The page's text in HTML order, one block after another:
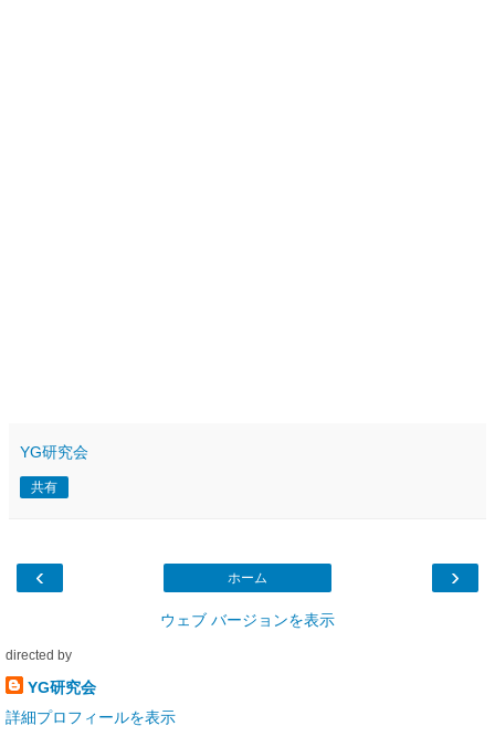
YG研究会
共有
‹ ›
ホーム
ウェブ バージョンを表示
directed by
YG研究会
詳細プロフィールを表示